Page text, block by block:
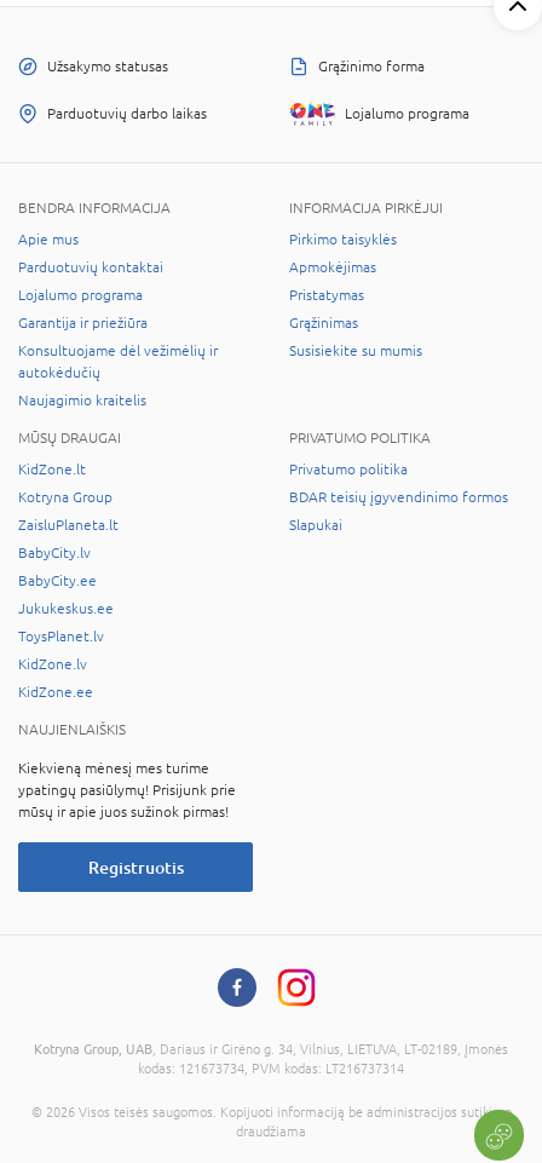
Užsakymo statusas Grąžinimo forma
Parduotuvių darbo laikas Lojalumo programa
BENDRA INFORMACIJA
Apie mus
Parduotuvių kontaktai
Lojalumo programa
Garantija ir priežiūra
Konsultuojame dėl vežimėlių ir
autokėdučių
Naujagimio kraitelis
INFORMACIJA PIRKĖJUI
Pirkimo taisyklės
Apmokėjimas
Pristatymas
Grąžinimas
Susisiekite su mumis
MŪSŲ DRAUGAI
KidZone.lt
Kotryna Group
ZaisluPlaneta.lt
BabyCity.lv
BabyCity.ee
Jukukeskus.ee
ToysPlanet.lv
KidZone.lv
KidZone.ee
PRIVATUMO POLITIKA
Privatumo politika
BDAR teisių įgyvendinimo formos
Slapukai
NAUJIENLAIŠKIS
Kiekvieną mėnesį mes turime
ypatingų pasiūlymų! Prisijunk prie
mūsų ir apie juos sužinok pirmas!
Registruotis
Kotryna Group, UAB , Dariaus ir Girėno g. 34, Vilnius, LIETUVA, LT-02189, Įmonės
kodas: 121673734, PVM kodas: LT216737314
© 2026 Visos teisės saugomos. Kopijuoti informaciją be administracijos sutikimo
draudžiama